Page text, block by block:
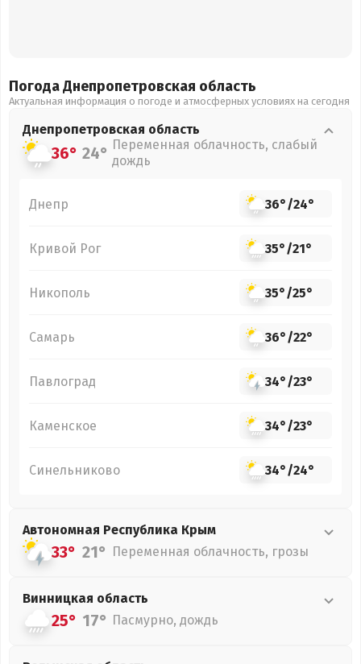
Погода Днепропетровская область
Актуальная информация о погоде и атмосферных условиях на сегодня
Днепропетровская область
36° 24° Переменная облачность, слабый
дождь
Днепр 36°/24°
Кривой Рог 35°/21°
Никополь 35°/25°
Самарь 36°/22°
Павлоград 34°/23°
Каменское 34°/23°
Синельниково 34°/24°
Автономная Республика Крым
33° 21° Переменная облачность, грозы
Винницкая область
25° 17° Пасмурно, дождь